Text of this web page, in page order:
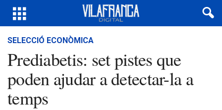
SELECCIÓ ECONÒMICA
Prediabetis: set pistes que
poden ajudar a detectar-la a
temps